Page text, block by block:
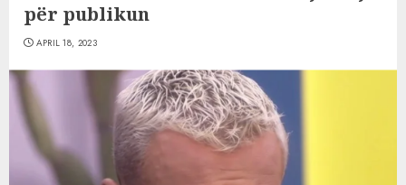
për publikun
APRIL 18, 2023